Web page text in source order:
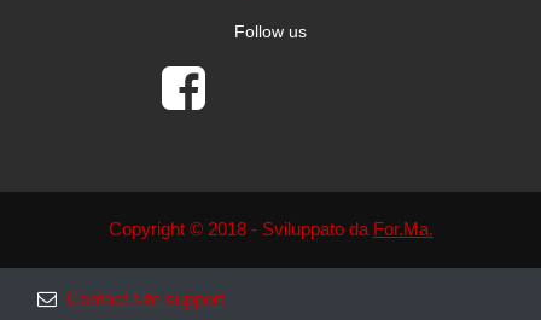
Follow us
Copyright © 2018 - Sviluppato da For.Ma.
Contact site support